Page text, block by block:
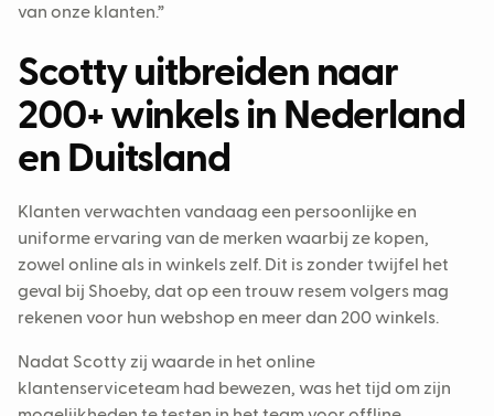
van onze klanten.”
Scotty uitbreiden naar
200+ winkels in Nederland
en Duitsland
Klanten verwachten vandaag een persoonlijke en
uniforme ervaring van de merken waarbij ze kopen,
zowel online als in winkels zelf. Dit is zonder twijfel het
geval bij Shoeby, dat op een trouw resem volgers mag
rekenen voor hun webshop en meer dan 200 winkels.
Nadat Scotty zij waarde in het online
klantenserviceteam had bewezen, was het tijd om zijn